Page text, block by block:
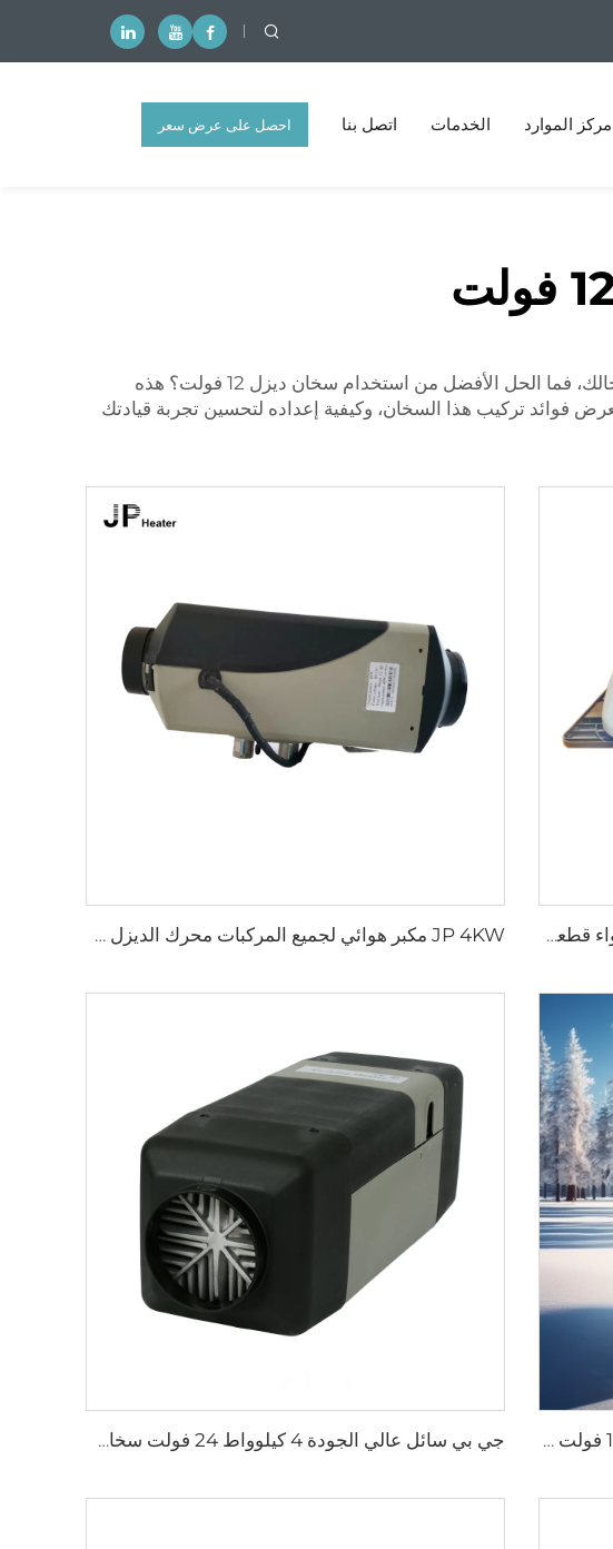
مركز الموارد الخدمات اتصل بنا احصل على عرض سعر
هل تقضي الكثير من وقتك في القيادة خلال الشتاء وتشعر بالبرودة الشديدة داخل السيارة؟ إذا كان هذا هو حالك، فما الحل الأفضل من استخدام سخان ديزل 12 فولت؟ هذه
فوائد تركيب هذا السخان، وكيفية إعداده لتحسين تجربة قيادتك
مكيف هواء كهربائي لكابينة الشاحنة، مكيف هواء قطعة واحدة/من النوع العلوي بجهد 24 فولت JP 4KW مكبر هوائي لجميع المركبات محرك الديزل محرك الوقوف 12V 24V محرك هوائي
سخان هواء ديزل جي بي كل شيء في واحد 12 فولت 24 فولت 2 كيلوواط جهاز تحكم شاشة LCD عن بعد للسيارة RV جي بي سائل عالي الجودة 4 كيلوواط 24 فولت سخان وقوف السيارات للقوارب